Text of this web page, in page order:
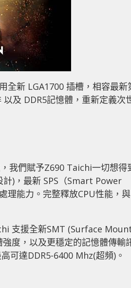
全新 LGA1700 插槽，相容最新
及 DDR5記憶體，重新定義次
我們賦予Z690 Taichi一切想得
)，最新 SPS（Smart Power
理能力。完整釋放CPU性能，與
支援全新SMT (Surface
度，以及更穩定的記憶體傳輸
可達DDR5-6400 Mhz(超頻)。